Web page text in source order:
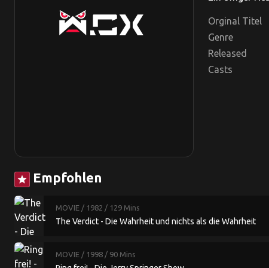
Orginal Titel
Genre
Released
Casts
star Empfohlen
MOVIE / 1982 / 129 Mins
The Verdict - Die Wahrheit und nichts als die Wahrheit
MOVIE / 1998 / 90 Mins